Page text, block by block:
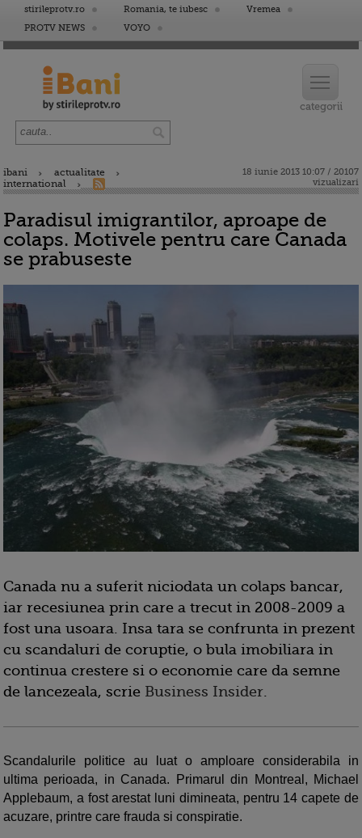
stirileprotv.ro Romania, te iubesc
Vremea
PROTV NEWS
VOYO
ibani
actualitate
international
18 iunie 2013 10:07 / 20107
vizualizari
Paradisul imigrantilor, aproape de
colaps. Motivele pentru care Canada
se prabuseste
Canada nu a suferit niciodata un colaps bancar,
iar recesiunea prin care a trecut in 2008-2009 a
fost una usoara. Insa tara se confrunta in prezent
cu scandaluri de coruptie, o bula imobiliara in
continua crestere si o economie care da semne
de lancezeala, scrie Business Insider.
Scandalurile politice au luat o amploare considerabila in
ultima perioada, in Canada. Primarul din Montreal, Michael
Applebaum, a fost arestat luni dimineata, pentru 14 capete de
acuzare, printre care frauda si conspiratie.